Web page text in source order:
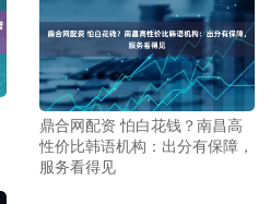
鼎合网配资 怕白花钱？南昌高
性价比韩语机构：出分有保障，
服务看得见